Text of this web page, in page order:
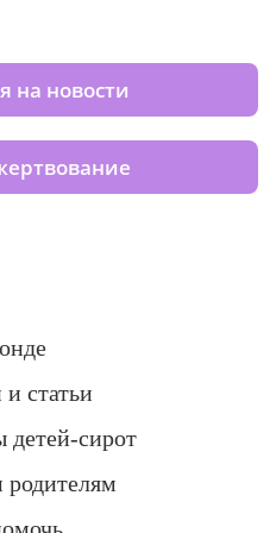
на новости
статьи
детей-сирот